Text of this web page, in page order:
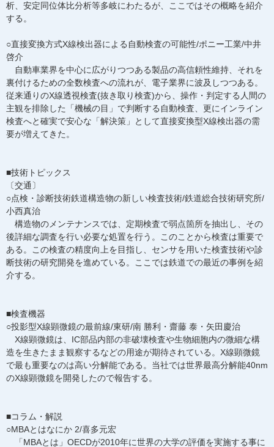
析、安定同位体比分析等多岐にわたるが、ここではその概略を紹介
する。
○直接変換方式X線検出器による自動検査の可能性/ポニー工業/中井
啓介
自動車業界を中心に広がりつつある製品の高信頼性維持、それを
裏付けるための全数検査への流れが、電子業界に波及しつつある。
従来通りのX線透視検査(抜き取り検査)から、操作・判定する人間の
主観を排除した「機械の目」で判断する自動検査、更にインライン
検査へと確実で安心な「解決策」として直接変換型X線検出器の需
要が増えてきた。
■技術トピックス
〔交通〕
○点検・診断技術鉄道構造物の新しい検査技術/鉄道総合技術研究所/
小西真治
構造物のメンテナンスでは、定期検査で弱点箇所を抽出し、その
後詳細な調査を行い必要な処置を行う。このことから検査は重要で
ある。この検査の精度向上を目指し、センサを用いた検査技術や診
断技術の研究開発を進めている。ここでは鉄道での最近の事例を紹
介する。
■検査機器
○投影型X線顕微鏡の最前線/東研/南 勝利・齋藤 泰・矢田慶治
X線顕微鏡は、IC部品内部の非破壊検査や生物細胞内の微細な構
造を生きたまま観察するなどの用途が期待されている。X線顕微鏡
で最も重要なのは高い分解能である。当社では世界最高分解能40nm
のX線顕微鏡を開発したので報告する。
■コラム・解説
○MBAとはなにか 2/喜多元宏
「MBAとは」OECDが2010年に世界の大学の評価を実施する事に